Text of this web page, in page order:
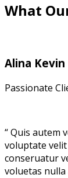
What
Alina Kevin
Passionate
“ Quis autem
voluptate
conseruatur
voluetas nulla